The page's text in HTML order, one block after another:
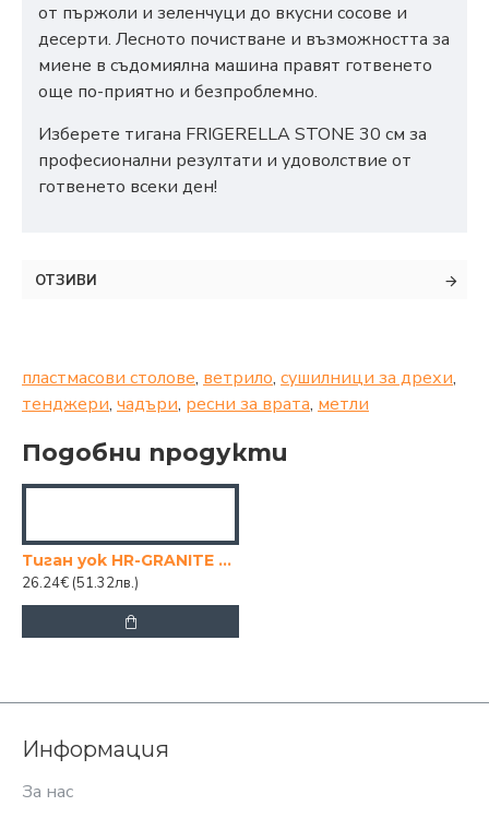
от пържоли и зеленчуци до вкусни сосове и
десерти. Лесното почистване и възможността за
миене в съдомиялна машина правят готвенето
още по-приятно и безпроблемно.
Изберете тигана FRIGERELLA STONE 30 см за
професионални резултати и удоволствие от
готвенето всеки ден!
ОТЗИВИ
пластмасови столове, ветрило, сушилници за дрехи,
тенджери, чадъри, ресни за врата, метли
Подобни продукти
Тиган yok HR-GRANITE 28СМ.
26.24€ (51.32лв.)
Информация
За нас